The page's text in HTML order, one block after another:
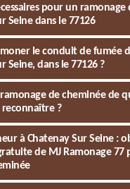
pour un ramonage
Seine dans le 77126
le conduit de fumée
Seine, dans le 77126 ?
de cheminée de
?
à Chatenay Sur Seine :
de MJ Ramonage